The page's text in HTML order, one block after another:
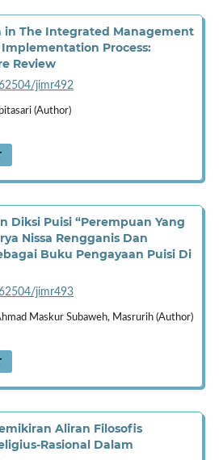
in The Integrated Management
Process:
Review
jimr492
(Author)
Diksi Puisi “Perempuan Yang
Nissa Rengganis Dan
Buku Pengayaan Puisi Di
jimr493
Maskur Subaweh, Masrurih (Author)
Aliran Filosofis
Rasional Dalam